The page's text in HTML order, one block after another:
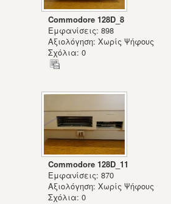
Commodore 128D_8
Εμφανίσεις: 898
Αξιολόγηση: Χωρίς Ψήφους
Σχόλια: 0
Commodore 128D_11
Εμφανίσεις: 870
Αξιολόγηση: Χωρίς Ψήφους
Σχόλια: 0